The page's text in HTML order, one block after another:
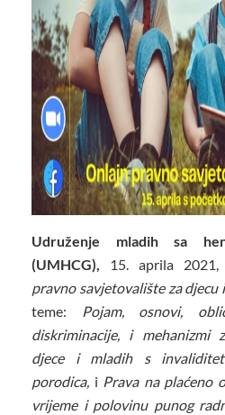
Udruženje mladih sa
(UMHCG), 15. aprila 2021,
pravno savjetovalište za
teme:
Pojam, osnovi,
diskriminacije, i mehanizmi
djece i mladih s
porodica, i Prava na plaćeno
vrijeme i polovinu punog